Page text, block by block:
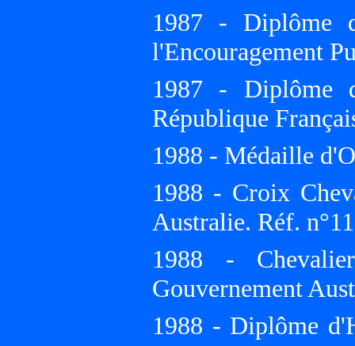
1987 - Diplôme
l'Encouragement
1987 - Diplôme
République
1988 - Médaille
1988 - Croix
Australie. Réf.
1988 -
Gouvernement
1988 - Diplôme